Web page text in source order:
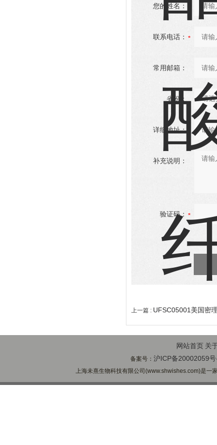
您的姓名：
联系电话：
常用邮箱：
省份：
详细地址：
补充说明：
验证码：
上一篇 : UFSC05001美国密
网站首页 关
备案号：沪ICP备20002059
上海未熹生物科技有限公司(www.shwishes.com)是一